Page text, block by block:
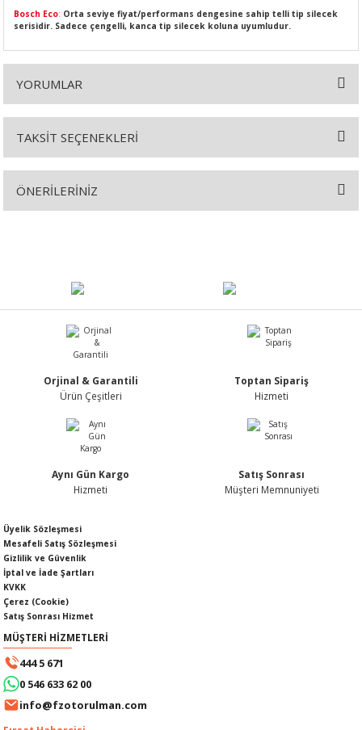
KAPAĞI
Bosch Eco: Orta seviye fiyat/performans dengesine sahip telli tip silecek
serisidir. Sadece çengelli, kanca tip silecek koluna uyumludur.
YORUMLAR
TAKSİT SEÇENEKLERİ
ÖNERİLERİNİZ
Ürün açıklamasında eksik bilgiler bulunuyor.
Ürün bilgilerinde hatalar bulunuyor.
Ürün fiyatı diğer sitelerden daha pahalı.
Bu ürüne benzer farklı alternatifler olmalı.
Orjinal & Garantili
Ürün Çeşitleri
Toptan Sipariş
Hizmeti
Aynı Gün Kargo
Hizmeti
Satış Sonrası
Müşteri Memnuniyeti
Üyelik Sözleşmesi
Mesafeli Satış Sözleşmesi
Gizlilik ve Güvenlik
İptal ve İade Şartları
KVKK
Çerez (Cookie)
Satış Sonrası Hizmet
MÜŞTERİ HİZMETLERİ
444 5 671
0 546 633 62 00
info@fzotorulman.com